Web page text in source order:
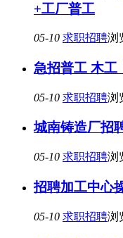
+工厂普工
05-10 求职招聘浏
急招普工 木
05-10 求职招聘浏
城南铸造厂招
05-10 求职招聘浏
招聘加工中心
05-10 求职招聘浏